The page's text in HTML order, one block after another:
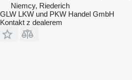
Niemcy, Riederich
GLW LKW und PKW Handel GmbH
Kontakt z dealerem